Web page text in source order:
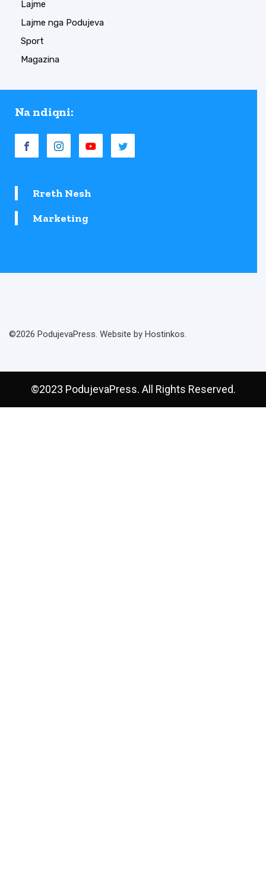
Lajme
Lajme nga Podujeva
Sport
Magazina
Na ndiqni:
Rreth Nesh
Marketing
©2026 PodujevaPress. Website by Hostinkos.
©2023 PodujevaPress. All Rights Reserved.